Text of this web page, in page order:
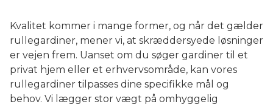
Kvalitet kommer i mange former, og når det gælder
rullegardiner, mener vi, at skræddersyede løsninger
er vejen frem. Uanset om du søger gardiner til et
privat hjem eller et erhvervsområde, kan vores
rullegardiner tilpasses dine specifikke mål og
behov. Vi lægger stor vægt på omhyggelig